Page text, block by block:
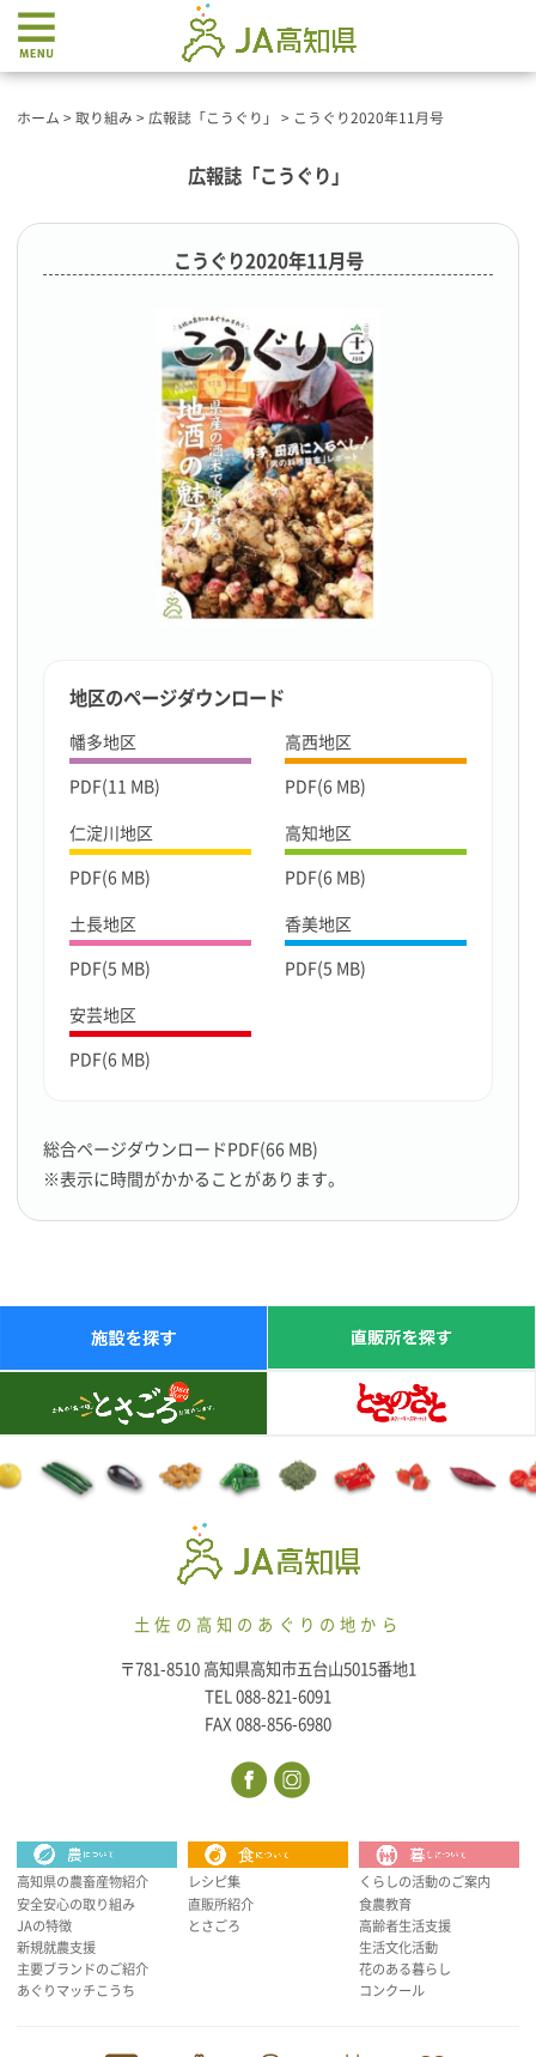
ホーム > 取り組み > 広報誌「こうぐり」 > こうぐり2020年11月号
広報誌「こうぐり」
こうぐり2020年11月号
地区のページダウンロード
幡多地区
PDF(11 MB)
高西地区
PDF(6 MB)
仁淀川地区
PDF(6 MB)
高知地区
PDF(6 MB)
土長地区
PDF(5 MB)
香美地区
PDF(5 MB)
安芸地区
PDF(6 MB)
総合ページダウンロードPDF(66 MB)
※表示に時間がかかることがあります。
土佐の高知のあぐりの地から
〒781-8510 高知県高知市五台山5015番地1
TEL 088-821-6091
FAX 088-856-6980
高知県の農畜産物紹介
安全安心の取り組み
JAの特徴
新規就農支援
主要ブランドのご紹介
あぐりマッチこうち
レシピ集
直販所紹介
とさごろ
くらしの活動のご案内
食農教育
高齢者生活支援
生活文化活動
花のある暮らし
コンクール